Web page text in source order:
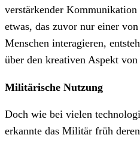
verstärkender
etwas, das zuvor nur einer
Menschen interagieren,
über den kreativen Aspekt
Militärische Nutzung
Doch wie bei vielen
erkannte das Militär früh